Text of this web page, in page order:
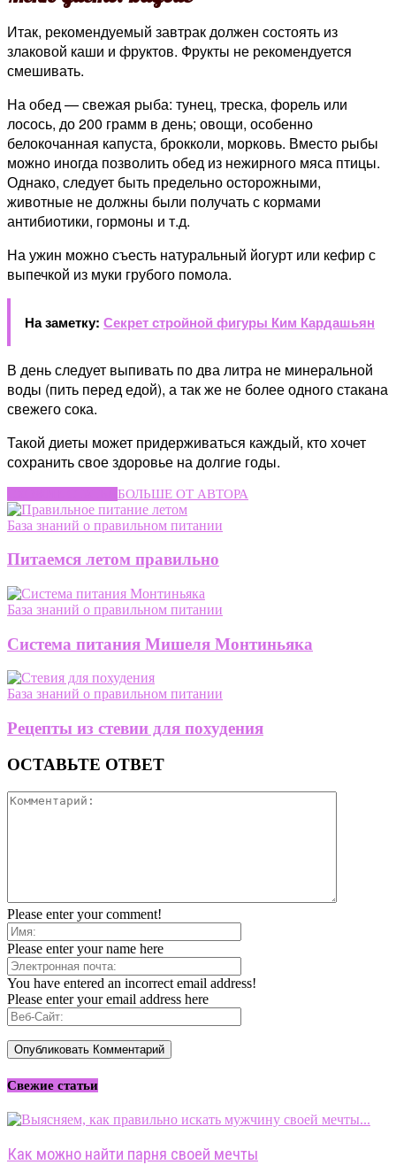
Итак, рекомендуемый завтрак должен состоять из
злаковой каши и фруктов. Фрукты не рекомендуется
смешивать.
На обед — свежая рыба: тунец, треска, форель или
лосось, до 200 грамм в день; овощи, особенно
белокочанная капуста, брокколи, морковь. Вместо рыбы
можно иногда позволить обед из нежирного мяса птицы.
Однако, следует быть предельно осторожными,
животные не должны были получать с кормами
антибиотики, гормоны и т.д.
На ужин можно съесть натуральный йогурт или кефир с
выпечкой из муки грубого помола.
На заметку: Секрет стройной фигуры Ким Кардашьян
В день следует выпивать по два литра не минеральной
воды (пить перед едой), а так же не более одного стакана
свежего сока.
Такой диеты может придерживаться каждый, кто хочет
сохранить свое здоровье на долгие годы.
БОЛЬШЕ ОТ АВТОРА
База знаний о правильном питании
Питаемся летом правильно
База знаний о правильном питании
Система питания Мишеля Монтиньяка
База знаний о правильном питании
Рецепты из стевии для похудения
ОСТАВЬТЕ ОТВЕТ
Please enter your comment!
Please enter your name here
You have entered an incorrect email address!
Please enter your email address here
Свежие статьи
Как можно найти парня своей мечты